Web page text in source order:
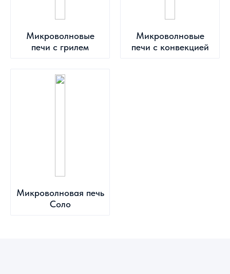
Микроволновые
печи с грилем
Микроволновые
печи с конвекцией
Микроволновая печь
Соло